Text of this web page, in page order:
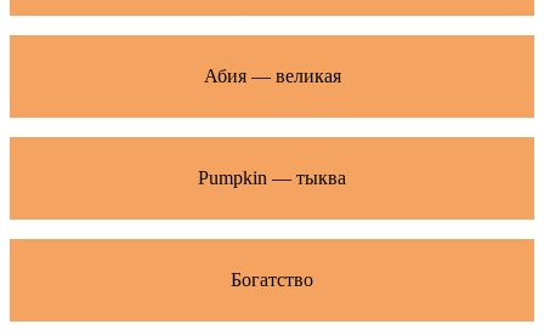
Абия — великая
Pumpkin — тыква
Богатство